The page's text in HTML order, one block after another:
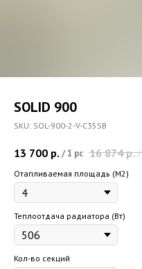
SOLID 900
SKU: SOL-900-2-V-C35SB
13 700 р. /1 pc 16 874 р./
Отапливаемая площадь (M2)
Теплоотдача радиатора (Вт)
Кол-во секций